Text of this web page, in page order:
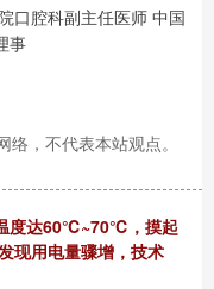
口腔科副主任医师 中国
事
，不代表本站观点。
度达60℃~70℃，摸起
现用电量骤增，技术